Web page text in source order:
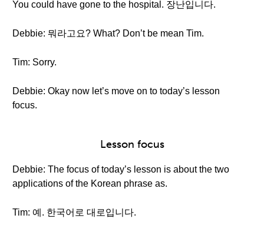
You could have gone to the hospital. 장난입니다.
Debbie: 뭐라고요? What? Don’t be mean Tim.
Tim: Sorry.
Debbie: Okay now let’s move on to today’s lesson
focus.
Lesson focus
Debbie: The focus of today’s lesson is about the two
applications of the Korean phrase as.
Tim: 예. 한국어로 대로입니다.